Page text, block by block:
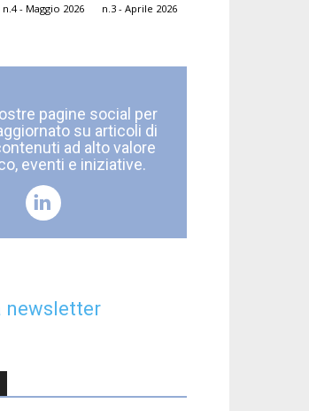
n.4 - Maggio 2026 n.3 - Aprile 2026
pagine social per
su articoli di
ad alto valore
eventi e iniziative.
newsletter